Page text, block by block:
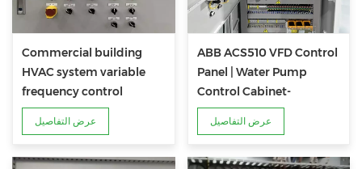
Commercial building
HVAC system variable
frequency control
cabinet
عرض التفاصيل
ABB ACS510 VFD Control
Panel | Water Pump
Control Cabinet-
Industrial control
manufacturer
عرض التفاصيل